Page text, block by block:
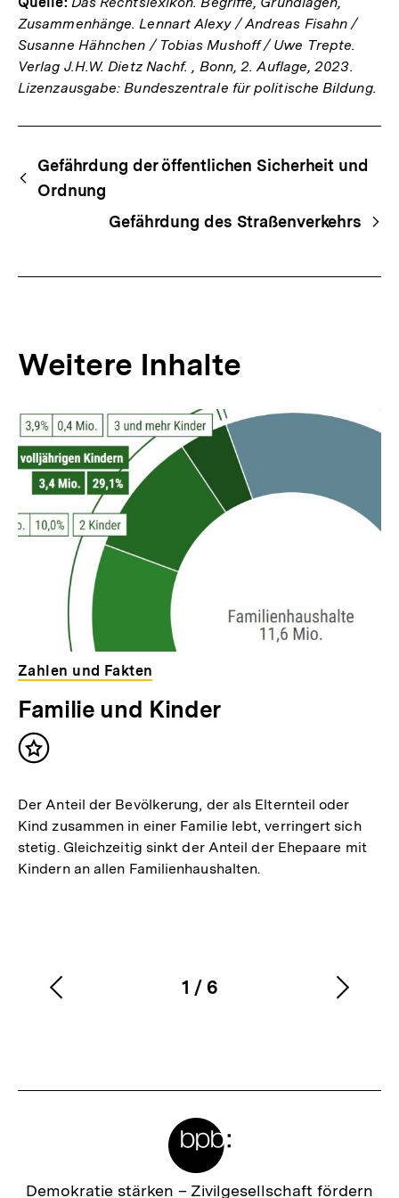
Zusammenhänge. Lennart Alexy / Andreas Fisahn /
Susanne Hähnchen / Tobias Mushoff / Uwe Trepte.
Verlag J.H.W. Dietz Nachf. , Bonn, 2. Auflage, 2023.
Lizenzausgabe: Bundeszentrale für politische Bildung.
Begriffsnavigation
Content-
Navigation
Gefährdung der öffentlichen Sicherheit und
Ordnung
Gefährdung des Straßenverkehrs
Weitere Inhalte
Inhaltskarousell
für
weitere
Inhalte
Inhaltskarussell
überspringen
Zahlen und Fakten
Familie und Kinder
Inhalt
Der Anteil der Bevölkerung, der als Elternteil oder
Kind zusammen in einer Familie lebt, verringert sich
stetig. Gleichzeitig sinkt der Anteil der Ehepaare mit
Kindern an allen Familienhaushalten.
Karussellinhalt
1
von
/ 6
Vorherigen
Zur
Demokratie stärken – Zivilgesellschaft fördern